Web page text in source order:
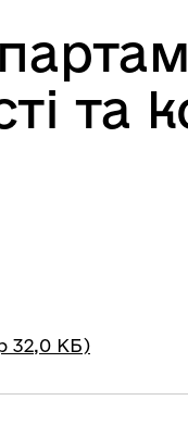
та
32,0 КБ)